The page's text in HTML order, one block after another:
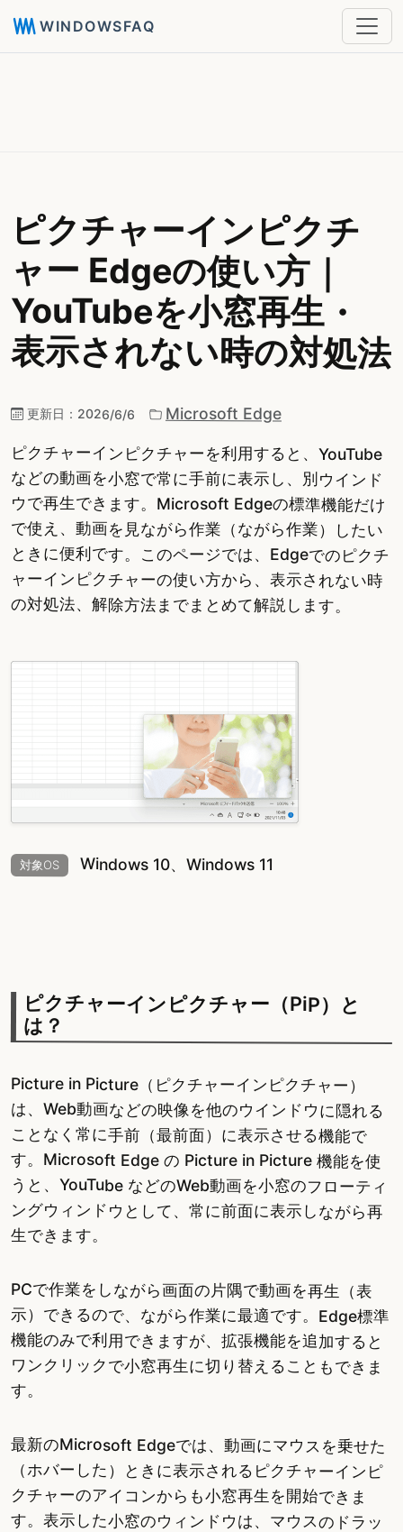
WINDOWSFAQ
ピクチャーインピクチ
ャー Edgeの使い方｜
YouTubeを小窓再生・
表示されない時の対処法
更新日： 2026/6/6 Microsoft Edge
ピクチャーインピクチャーを利用すると、YouTube
などの動画を小窓で常に手前に表示し、別ウインド
ウで再生できます。Microsoft Edgeの標準機能だけ
で使え、動画を見ながら作業（ながら作業）したい
ときに便利です。このページでは、Edgeでのピクチ
ャーインピクチャーの使い方から、表示されない時
の対処法、解除方法までまとめて解説します。
対象OS Windows 10、Windows 11
ピクチャーインピクチャー（PiP）と
は？
Picture in Picture（ピクチャーインピクチャー）
は、Web動画などの映像を他のウインドウに隠れる
ことなく常に手前（最前面）に表示させる機能で
す。Microsoft Edge の Picture in Picture 機能を使
うと、YouTube などのWeb動画を小窓のフローティ
ングウィンドウとして、常に前面に表示しながら再
生できます。
PCで作業をしながら画面の片隅で動画を再生（表
示）できるので、ながら作業に最適です。Edge標準
機能のみで利用できますが、拡張機能を追加すると
ワンクリックで小窓再生に切り替えることもできま
す。
最新のMicrosoft Edgeでは、動画にマウスを乗せた
（ホバーした）ときに表示されるピクチャーインピ
クチャーのアイコンからも小窓再生を開始できま
す。表示した小窓のウィンドウは、マウスのドラッ